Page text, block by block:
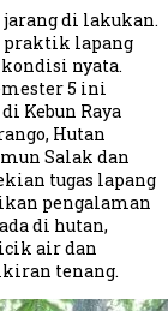
di lakukan.
praktik lapang
nyata.
5 ini
Kebun Raya
Hutan
Salak dan
tugas lapang
pengalaman
di hutan,
air dan
tenang.